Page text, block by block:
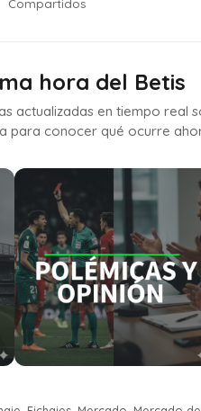
Compartidos
hora del Betis
actualizadas en tiempo real
para conocer qué ocurre